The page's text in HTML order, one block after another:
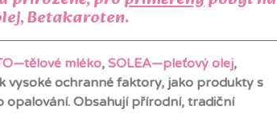
Betakaroten.
mléko, SOLEA—pleťový olej,
vysoké ochranné faktory, jako produkty s
opalování. Obsahují přírodní, tradiční